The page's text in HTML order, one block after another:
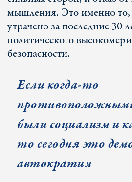
мышления. Это именно то,
утрачено за последние 30
политического
безопасности.
Если когда-то
были социализм и
то сегодня это
автократия